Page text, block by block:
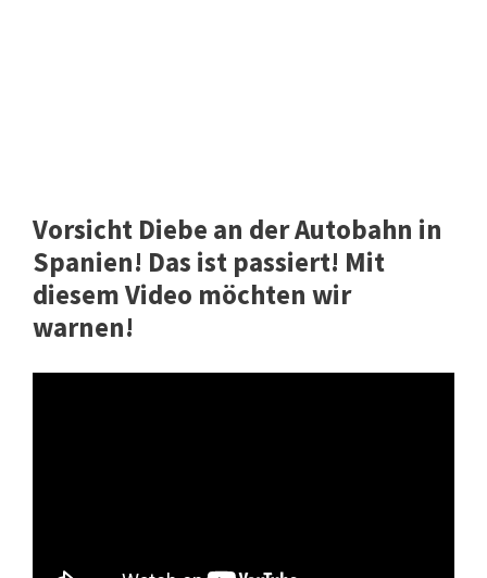
Vorsicht Diebe an der Autobahn in
Spanien! Das ist passiert! Mit
diesem Video möchten wir
warnen!